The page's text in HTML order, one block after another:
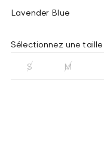
Lavender Blue
Sélectionnez une taille
S M